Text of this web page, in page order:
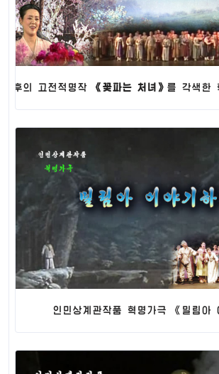
고전적명작 《꽃파는 처녀》를 각색한 혁명
인민상계관작품 혁명가극 《밀림아